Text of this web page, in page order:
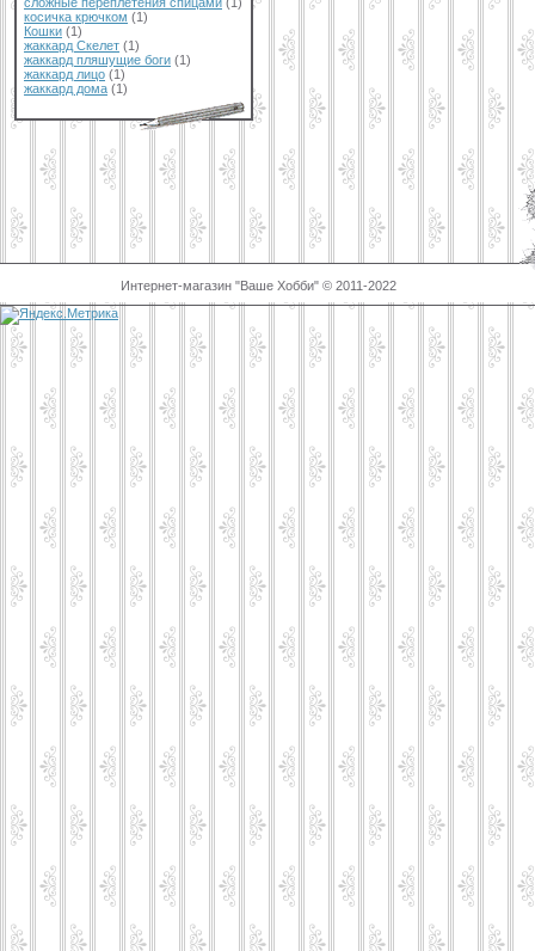
косичка крючком (1)
Кошки (1)
жаккард Скелет (1)
жаккард пляшущие боги (1)
жаккард лицо (1)
жаккард дома (1)
Интернет-магазин "Ваше Хобби" © 2011-2022